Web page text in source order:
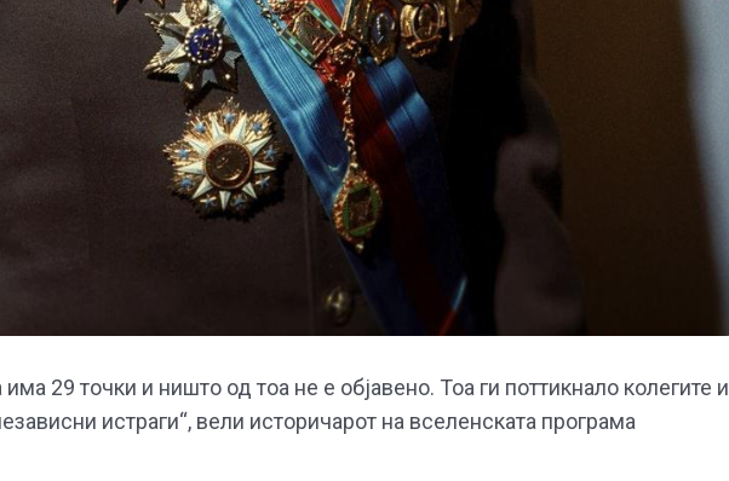
има 29 точки и ништо од тоа не е објавено. Тоа ги поттикнало колегите и
истраги“, вели историчарот на вселенската програма